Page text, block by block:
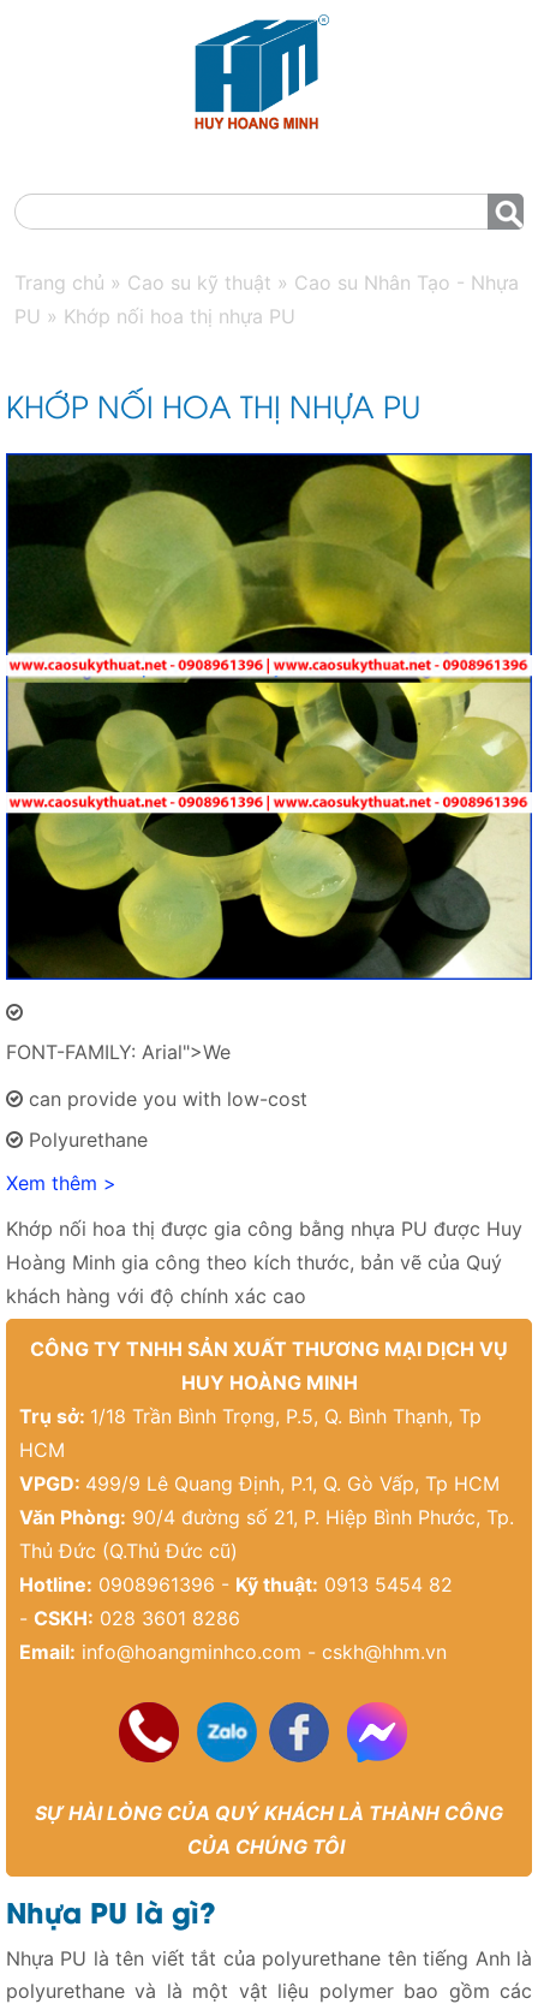
Trang chủ » Cao su kỹ thuật » Cao su Nhân Tạo - Nhựa
PU » Khớp nối hoa thị nhựa PU
KHỚP NỐI HOA THỊ NHỰA PU
FONT-FAMILY: Arial">We
can provide you with low-cost
Polyurethane
Xem thêm >
Khớp nối hoa thị được gia công bằng nhựa PU được Huy
Hoàng Minh gia công theo kích thước, bản vẽ của Quý
khách hàng với độ chính xác cao
CÔNG TY TNHH SẢN XUẤT THƯƠNG MẠI DỊCH VỤ
HUY HOÀNG MINH
Trụ sở: 1/18 Trần Bình Trọng, P.5, Q. Bình Thạnh, Tp
HCM
VPGD: 499/9 Lê Quang Định, P.1, Q. Gò Vấp, Tp HCM
Văn Phòng: 90/4 đường số 21, P. Hiệp Bình Phước, Tp.
Thủ Đức (Q.Thủ Đức cũ)
Hotline: 0908961396 - Kỹ thuật: 0913 5454 82
- CSKH: 028 3601 8286
Email: info@hoangminhco.com - cskh@hhm.vn
SỰ HÀI LÒNG CỦA QUÝ KHÁCH LÀ THÀNH CÔNG
CỦA CHÚNG TÔI
Nhựa PU là gì?
Nhựa PU là tên viết tắt của polyurethane tên tiếng Anh là
polyurethane và là một vật liệu polymer bao gồm các